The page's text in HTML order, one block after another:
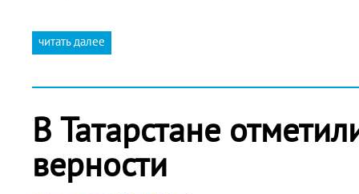
читать далее
В Татарстане
верности